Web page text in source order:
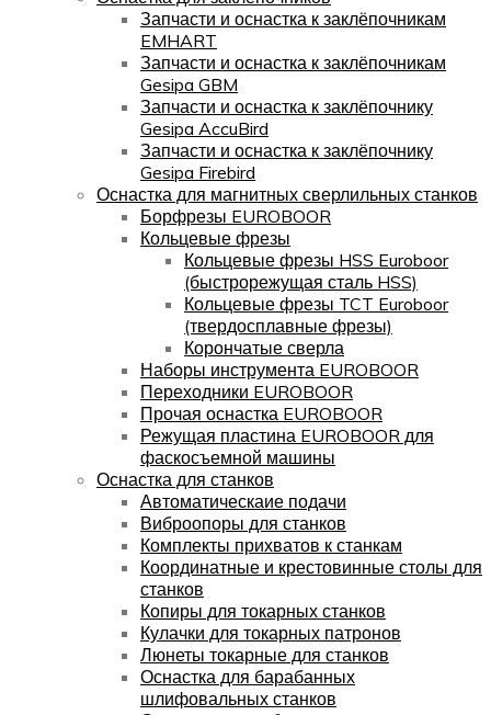
Запчасти и оснастка к заклёпочникам
EMHART
Запчасти и оснастка к заклёпочникам
Gesipa GBM
Запчасти и оснастка к заклёпочнику
Gesipa AccuBird
Запчасти и оснастка к заклёпочнику
Gesipa Firebird
Оснастка для магнитных сверлильных станков
Борфрезы EUROBOOR
Кольцевые фрезы
Кольцевые фрезы HSS Euroboor
(быстрорежущая сталь HSS)
Кольцевые фрезы TCT Euroboor
(твердосплавные фрезы)
Корончатые сверла
Наборы инструмента EUROBOOR
Переходники EUROBOOR
Прочая оснастка EUROBOOR
Режущая пластина EUROBOOR для
фаскосъемной машины
Оснастка для станков
Автоматическаие подачи
Виброопоры для станков
Комплекты прихватов к станкам
Координатные и крестовинные столы для
станков
Копиры для токарных станков
Кулачки для токарных патронов
Люнеты токарные для станков
Оснастка для барабанных
шлифовальных станков